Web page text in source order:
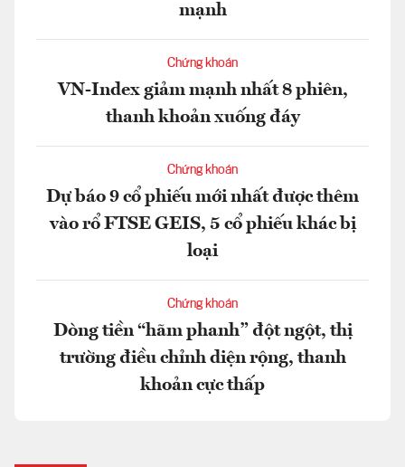
mạnh
Chứng khoán
VN-Index giảm mạnh nhất 8 phiên,
thanh khoản xuống đáy
Chứng khoán
Dự báo 9 cổ phiếu mới nhất được thêm
vào rổ FTSE GEIS, 5 cổ phiếu khác bị
loại
Chứng khoán
Dòng tiền “hãm phanh” đột ngột, thị
trường điều chỉnh diện rộng, thanh
khoản cực thấp